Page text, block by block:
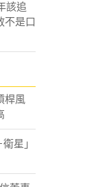
該追
不是口
桿風
星」